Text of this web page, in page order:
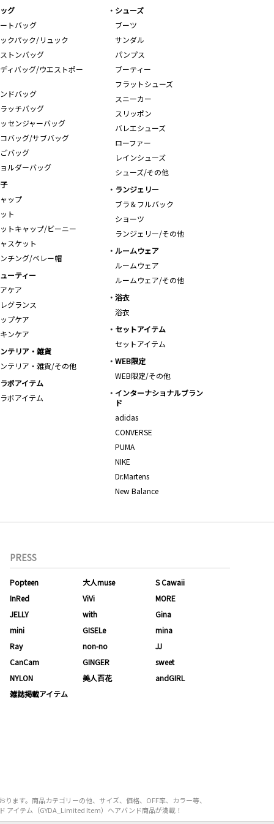
グ
トバッグ
クパック/リュック
トンバッグ
ィバッグ/ウエストポー
ドバッグ
ッチバッグ
センジャーバッグ
バッグ/サブバッグ
バッグ
ルダーバッグ
シューズ
ブーツ
サンダル
パンプス
ブーティー
フラットシューズ
スニーカー
スリッポン
バレエシューズ
ローファー
レインシューズ
シューズ/その他
ップ
ト
トキャップ/ビーニー
スケット
チング/ベレー帽
ランジェリー
ブラ＆フルバック
ショーツ
ランジェリー/その他
ルームウェア
ルームウェア
ルームウェア/その他
ーティー
ケア
グランス
プケア
ンケア
浴衣
浴衣
セットアイテム
セットアイテム
テリア・雑貨
テリア・雑貨/その他
WEB限定
WEB限定/その他
ボアイテム
ボアイテム
インターナショナルブラン
ド
adidas
CONVERSE
PUMA
NIKE
Dr.Martens
New Balance
PRESS
Popteen 大人muse
S Cawaii
InRed
ViVi
MORE
JELLY
with
Gina
mini
GISELe
mina
Ray
non-no
JJ
CanCam
GINGER
sweet
NYLON
美人百花
andGIRL
雑誌掲載アイテム
ます。商品カテゴリーの他、サイズ、価格、OFF率、カラー等、
アイテム（GYDA_Limited Item）ヘアバンド商品が満載！